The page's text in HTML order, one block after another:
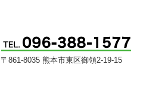
〒861-8035 熊本市東区御領2-19-15